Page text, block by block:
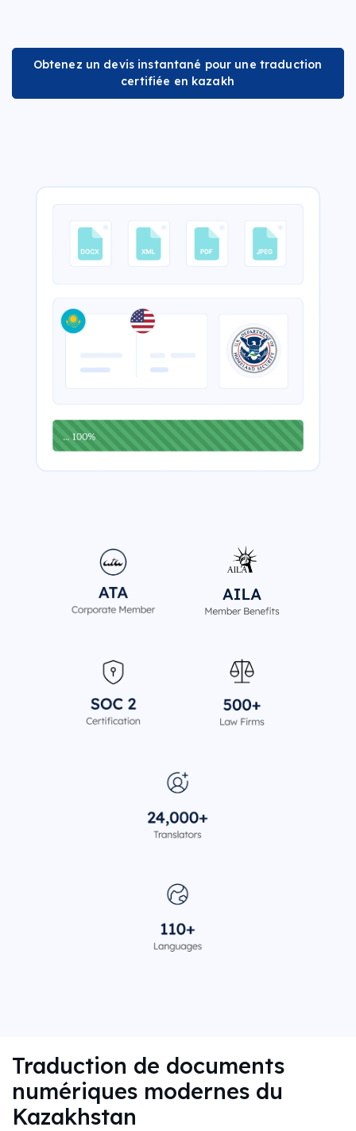
Obtenez un devis instantané pour une traduction
certifiée en kazakh
Traduction de documents
numériques modernes du
Kazakhstan